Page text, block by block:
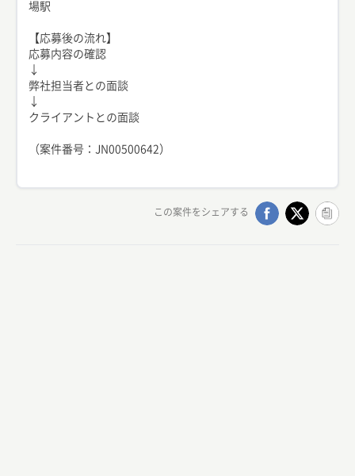
場駅
【応募後の流れ】
応募内容の確認
↓
弊社担当者との面談
↓
クライアントとの面談
（案件番号：JN00500642）
この案件をシェアする